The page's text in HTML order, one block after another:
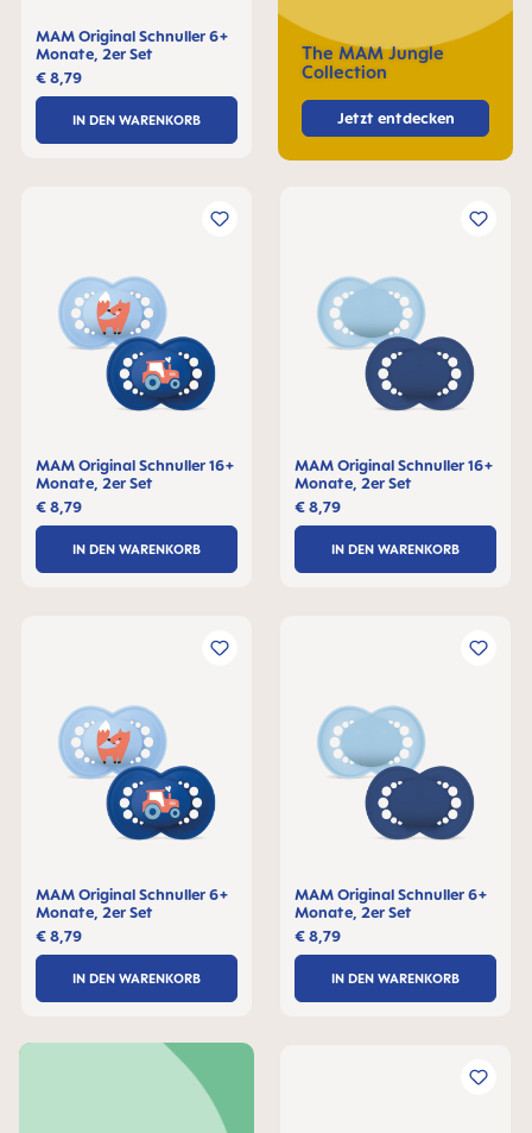
The MAM Jungle
Collection
Jetzt entdecken
MAM Original Schnuller 6+
Monate, 2er Set
€ 8,79
IN DEN WARENKORB
MAM Original Schnuller 16+
Monate, 2er Set
€ 8,79
IN DEN WARENKORB
MAM Original Schnuller 16+
Monate, 2er Set
€ 8,79
IN DEN WARENKORB
MAM Original Schnuller 6+
Monate, 2er Set
€ 8,79
IN DEN WARENKORB
MAM Original Schnuller 6+
Monate, 2er Set
€ 8,79
IN DEN WARENKORB